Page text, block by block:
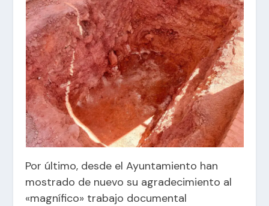
Por último, desde el Ayuntamiento han
mostrado de nuevo su agradecimiento al
«magnífico» trabajo documental